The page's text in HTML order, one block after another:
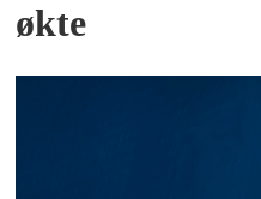
økte